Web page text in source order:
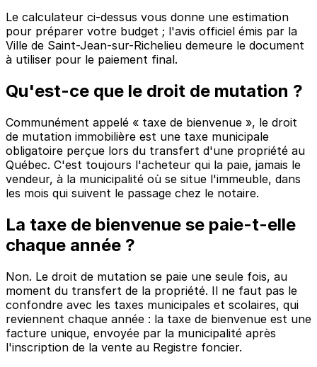
Le calculateur ci-dessus vous donne une estimation
pour préparer votre budget ; l'avis officiel émis par la
Ville de Saint-Jean-sur-Richelieu demeure le document
à utiliser pour le paiement final.
Qu'est-ce que le droit de mutation ?
Communément appelé « taxe de bienvenue », le droit
de mutation immobilière est une taxe municipale
obligatoire perçue lors du transfert d'une propriété au
Québec. C'est toujours l'acheteur qui la paie, jamais le
vendeur, à la municipalité où se situe l'immeuble, dans
les mois qui suivent le passage chez le notaire.
La taxe de bienvenue se paie-t-elle
chaque année ?
Non. Le droit de mutation se paie une seule fois, au
moment du transfert de la propriété. Il ne faut pas le
confondre avec les taxes municipales et scolaires, qui
reviennent chaque année : la taxe de bienvenue est une
facture unique, envoyée par la municipalité après
l'inscription de la vente au Registre foncier.